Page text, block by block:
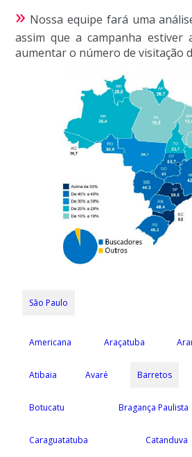
» Nossa equipe fará uma
assim que a campanha estiver
aumentar o número de visitação
São Paulo
Americana Araçatuba
Atibaia Avaré Barretos
Botucatu Bragança Paulista
Caraguatatuba Catanduva